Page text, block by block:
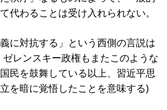
代わることは受け入れられない。
に対抗する」という西側の言説は
レンスキー政権もまたこのような
民を鼓舞している以上、習近平思
を暗に覚悟したことを意味する)